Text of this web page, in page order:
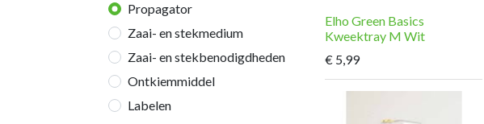
Propagator
Zaai- en stekmedium
Zaai- en stekbenodigdheden
Ontkiemmiddel
Labelen
Elho Green Basics
Kweektray M Wit
€ 5,99